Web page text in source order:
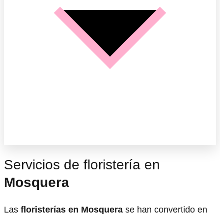
Servicios de floristería en
Mosquera
Las floristerías en Mosquera se han convertido en